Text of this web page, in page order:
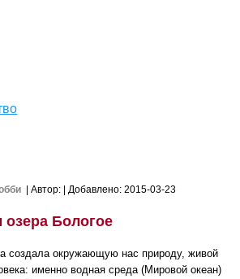
| Автор: | Добавлено: 2015-03-23
озера Бологое
создала окружающую нас природу, живой
именно водная среда (Мировой океан)